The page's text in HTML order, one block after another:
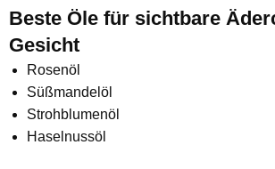
Beste Öle für sichtbare
Gesicht
Rosenöl
Süßmandelöl
Strohblumenöl
Haselnussöl